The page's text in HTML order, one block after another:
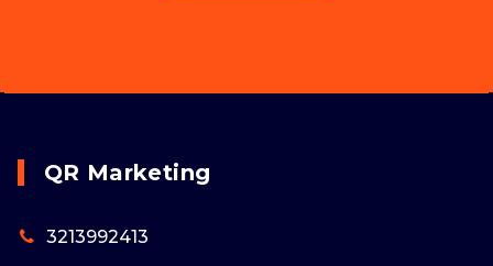
QR Marketing
3213992413